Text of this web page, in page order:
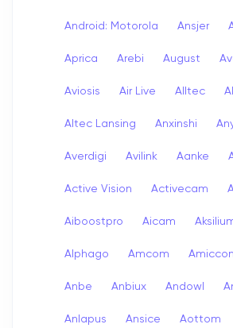
Android: Motorola Ansjer
Aprica Arebi August
Aviosis Air Live Alltec
Altec Lansing Anxinshi
Averdigi Avilink Aanke
Active Vision Activecam
Aiboostpro Aicam
Alphago Amcom
Anbe Anbiux Andowl
Anlapus Ansice Aottom